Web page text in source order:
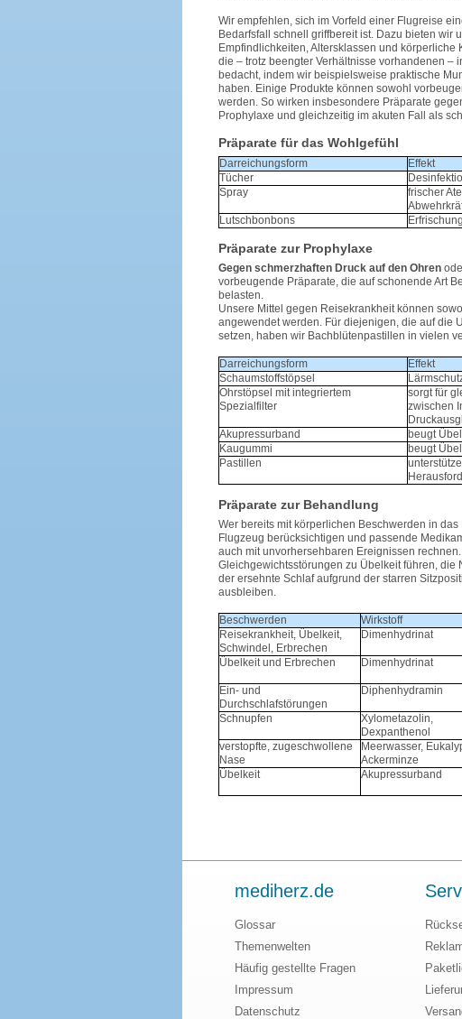
Wir empfehlen, sich im Vorfeld einer Flugreise
Bedarfsfall schnell griffbereit ist. Dazu bieten wir
Empfindlichkeiten, Altersklassen und
die – trotz beengter Verhältnisse vorhandenen
bedacht, indem wir beispielsweise praktische
haben. Einige Produkte können sowohl
werden. So wirken insbesondere Präparate
Prophylaxe und gleichzeitig im akuten Fall als
Präparate für das Wohlgefühl
Darreichungsform Effekt
Tücher
Spray
frischer
Lutschbonbons Erfrischung
Präparate zur Prophylaxe
Gegen schmerzhaften Druck auf den Ohren
vorbeugende Präparate, die auf schonende Art
belasten.
Unsere Mittel gegen Reisekrankheit können
angewendet werden. Für diejenigen, die auf die
setzen, haben wir Bachblütenpastillen in vielen
Darreichungsform Effekt
Schaumstoffstöpsel
Ohrstöpsel mit integriertem
Spezialfilter
sorgt für
zwischen
Akupressurband beugt
Kaugummi
beugt
Pastillen
Präparate zur Behandlung
Wer bereits mit körperlichen Beschwerden in
Flugzeug berücksichtigen und passende
auch mit unvorhersehbaren Ereignissen
Gleichgewichtsstörungen zu Übelkeit führen, die
der ersehnte Schlaf aufgrund der starren
ausbleiben.
Beschwerden Wirkstoff
Reisekrankheit, Übelkeit,
Schwindel, Erbrechen
Dimenhydrinat
Übelkeit und Erbrechen Dimenhydrinat
Ein- und
Durchschlafstörungen
Diphenhydramin
Schnupfen
Xylometazolin,
Dexpanthenol
verstopfte, zugeschwollene
Nase
Meerwasser,
Ackerminze
Übelkeit
Akupressurband
mediherz.de
Glossar
Themenwelten
Häufig gestellte Fragen
Impressum
Datenschutz